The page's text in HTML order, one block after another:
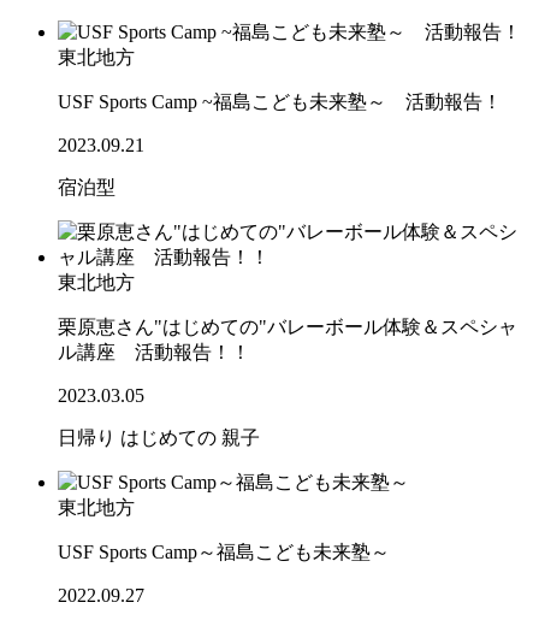
東北地方
USF Sports Camp ~福島こども未来塾～ 活動報告！
2023.09.21
宿泊型
東北地方
栗原恵さん"はじめての"バレーボール体験＆スペシャ
ル講座 活動報告！！
2023.03.05
日帰り はじめての 親子
東北地方
USF Sports Camp～福島こども未来塾～
2022.09.27